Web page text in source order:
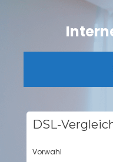
DSL-
Vorwahl